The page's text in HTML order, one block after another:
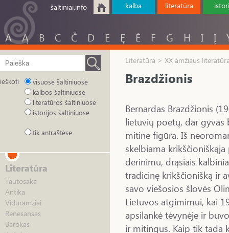
šaltiniai.info kalba literatūra
A Ą B C Č D E Ę Ė F G H I Į
ieškoti
visuose šaltiniuose
kalbos šaltiniuose
literatūros šaltiniuose
istorijos šaltiniuose
tik antraštėse
Literatūra
Tautosaka
Antika
Viduramžiai
Renesansas
Barokas
Literatūra > XX amžiaus
Brazdžionis
Bernardas Brazdžionis
lietuvių poetų, dar
mitine figūra. Iš
skelbiama
derinimu, drąsiais
tradicinę krikščionišką ir
savo viešosios šlovės
Lietuvos atgimimui, kai
apsilankė tėvynėje ir
ir mitingus. Kaip tik tada